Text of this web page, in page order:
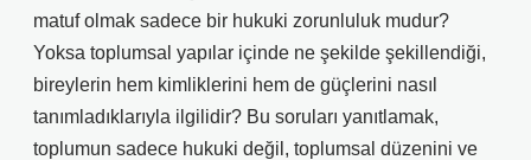
matuf olmak sadece bir hukuki zorunluluk mudur?
Yoksa toplumsal yapılar içinde ne şekilde şekillendiği,
bireylerin hem kimliklerini hem de güçlerini nasıl
tanımladıklarıyla ilgilidir? Bu soruları yanıtlamak,
toplumun sadece hukuki değil, toplumsal düzenini ve